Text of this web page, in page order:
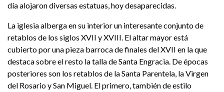
día alojaron diversas estatuas, hoy desaparecidas.
La iglesia alberga en su interior un interesante conjunto de
retablos de los siglos XVII y XVIII. El altar mayor está
cubierto por una pieza barroca de finales del XVII en la que
destaca sobre el resto la talla de Santa Engracia. De épocas
posteriores son los retablos de la Santa Parentela, la Virgen
del Rosario y San Miguel. El primero, también de estilo